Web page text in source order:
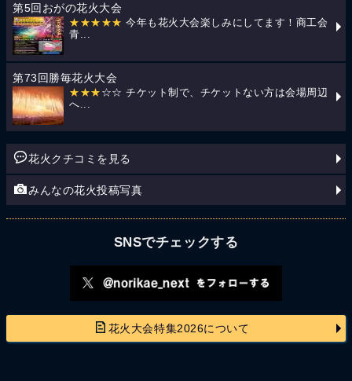
第5回おがの花火大会
★★★★★ 今年も花火大会楽しみにしてます！商工会
青...
第73回勝毎花火大会
★★★ ☆☆ チケット制で、チケットない方は会場周辺
へ...
花火クチコミを見る
みんなの花火投稿写真
SNSでチェックする
花火大会特集2026について